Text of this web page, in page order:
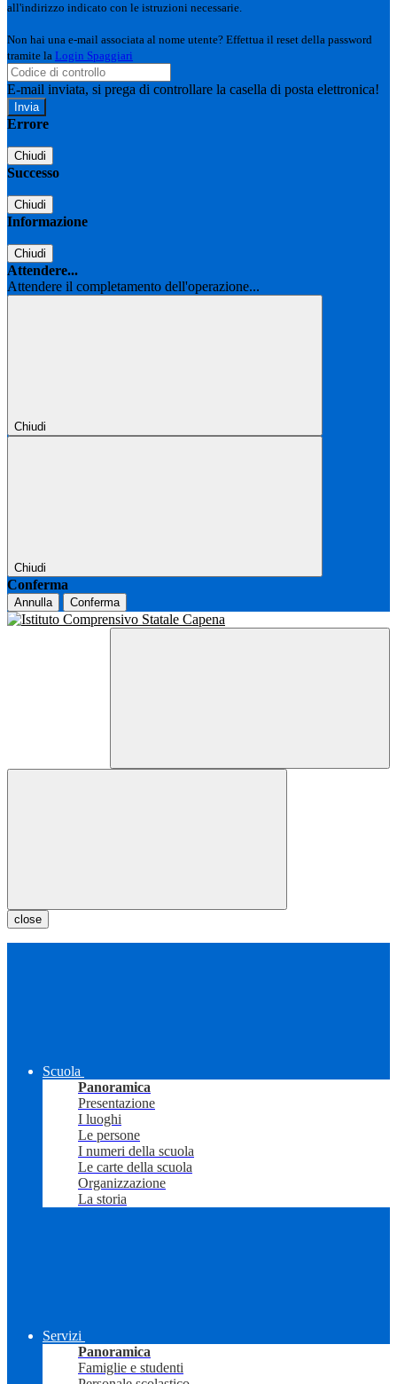
all'indirizzo indicato con le istruzioni necessarie.
Non hai una e-mail associata al nome utente? Effettua il reset della password
tramite la Login Spaggiari
E-mail inviata, si prega di controllare la casella di posta elettronica!
Errore
Chiudi
Successo
Chiudi
Informazione
Chiudi
Attendere...
Attendere il completamento dell'operazione...
Chiudi
Chiudi
Conferma
Annulla Conferma
close
Scuola
Panoramica
Presentazione
I luoghi
Le persone
I numeri della scuola
Le carte della scuola
Organizzazione
La storia
Servizi
Panoramica
Famiglie e studenti